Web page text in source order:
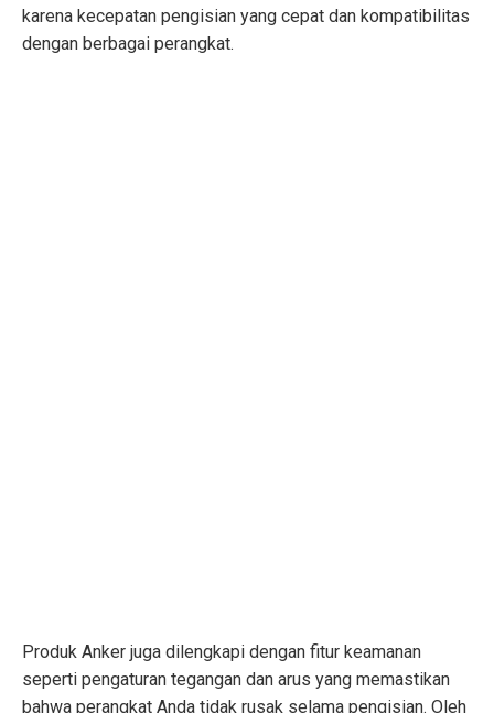
karena kecepatan pengisian yang cepat dan kompatibilitas
dengan berbagai perangkat.
Produk Anker juga dilengkapi dengan fitur keamanan
seperti pengaturan tegangan dan arus yang memastikan
bahwa perangkat Anda tidak rusak selama pengisian. Oleh